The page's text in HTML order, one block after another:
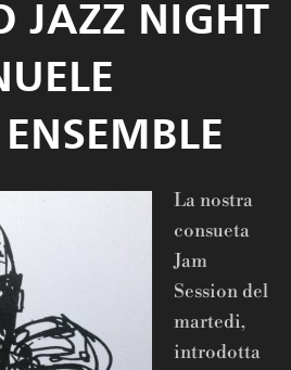
JAZZ NIGHT
La nostra
consueta
Jam
Session del
martedi,
introdotta